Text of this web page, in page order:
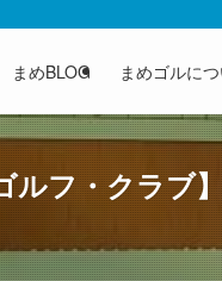
まめBLOG まめゴルに
ルフ・クラブ